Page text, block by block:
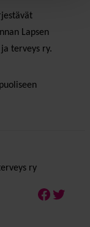
Lapsen
terveys ry.
ry